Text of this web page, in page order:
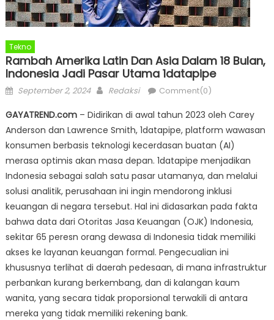
Tekno
Rambah Amerika Latin Dan Asia Dalam 18 Bulan,
Indonesia Jadi Pasar Utama 1datapipe
Posted
September 2, 2024 Author
Redaksi Comment(0)
GAYATREND.com– Didirikan di awal tahun 2023 oleh Carey
Anderson dan Lawrence Smith, 1datapipe, platform wawasan
konsumen berbasis teknologi kecerdasan buatan (AI)
merasa optimis akan masa depan. 1datapipe menjadikan
Indonesia sebagai salah satu pasar utamanya, dan melalui
solusi analitik, perusahaan ini ingin mendorong inklusi
keuangan di negara tersebut. Hal ini didasarkan pada fakta
bahwa data dari Otoritas Jasa Keuangan (OJK) Indonesia,
sekitar 65 peresn orang dewasa di Indonesia tidak memiliki
akses ke layanan keuangan formal. Pengecualian ini
khususnya terlihat di daerah pedesaan, di mana infrastruktur
perbankan kurang berkembang, dan di kalangan kaum
wanita, yang secara tidak proporsional terwakili di antara
mereka yang tidak memiliki rekening bank.